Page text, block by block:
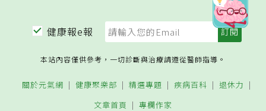
健康報e報
本站內容僅供參考，一切診斷與治療請遵從醫師指導。
關於元氣網 健康聚樂部 精選專題 疾病百科
退休力
文章首頁
專欄作家